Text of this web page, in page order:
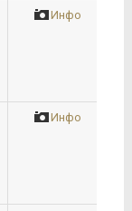
Инфо
Инфо